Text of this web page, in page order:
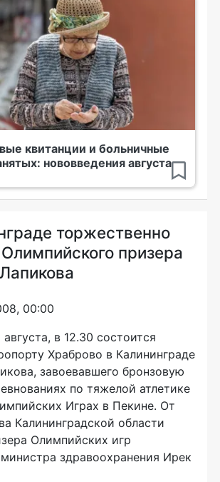
квитанции и больничные
нововведения августа
торжественно
призера
00:00
в 12.30 состоится
Храброво в Калининграде
завоевавшего бронзовую
по тяжелой атлетике
Играх в Пекине. От
Калининградской области
Олимпийских игр
здравоохранения Ирек